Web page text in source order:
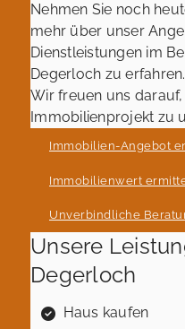
Nehmen Sie noch
mehr über unser
Dienstleistungen im
Degerloch zu erfahren.
Wir freuen uns
Immobilienprojekt zu
Immobilien-Angebot
Immobilienwert
Unverbindliche
Unsere
Degerloch
Haus kaufen